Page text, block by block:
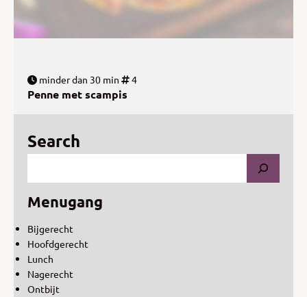
minder dan 30 min 4
Penne met scampis
Search
Menugang
Bijgerecht
Hoofdgerecht
Lunch
Nagerecht
Ontbijt